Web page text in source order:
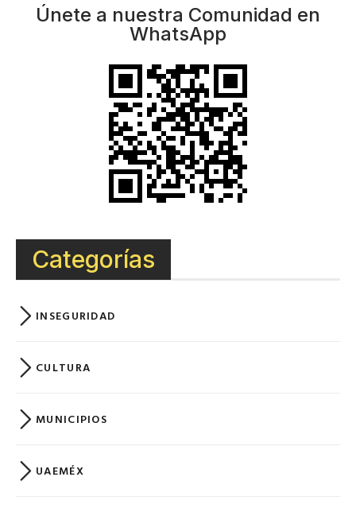
Únete a nuestra Comunidad en
WhatsApp
Categorías
INSEGURIDAD
CULTURA
MUNICIPIOS
UAEMÉX